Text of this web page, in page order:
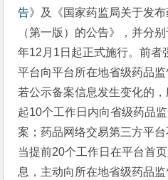
告》及《国家药监局关于发
（第一版）的公告》，并分
年12月1日起正式施行。前者
平台向平台所在地省级药品
若公示备案信息发生变化的
起10个工作日内向省级药品
案；药品网络交易第三方平
当提前20个工作日在平台首
息，主动向所在地省级药品